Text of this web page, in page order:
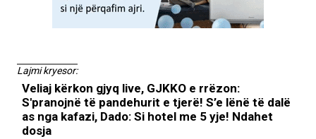
Lajmi kryesor:
Veliaj kërkon gjyq live, GJKKO e rrëzon:
S'pranojnë të pandehurit e tjerë! S’e lënë të dalë
as nga kafazi, Dado: Si hotel me 5 yje! Ndahet
dosja